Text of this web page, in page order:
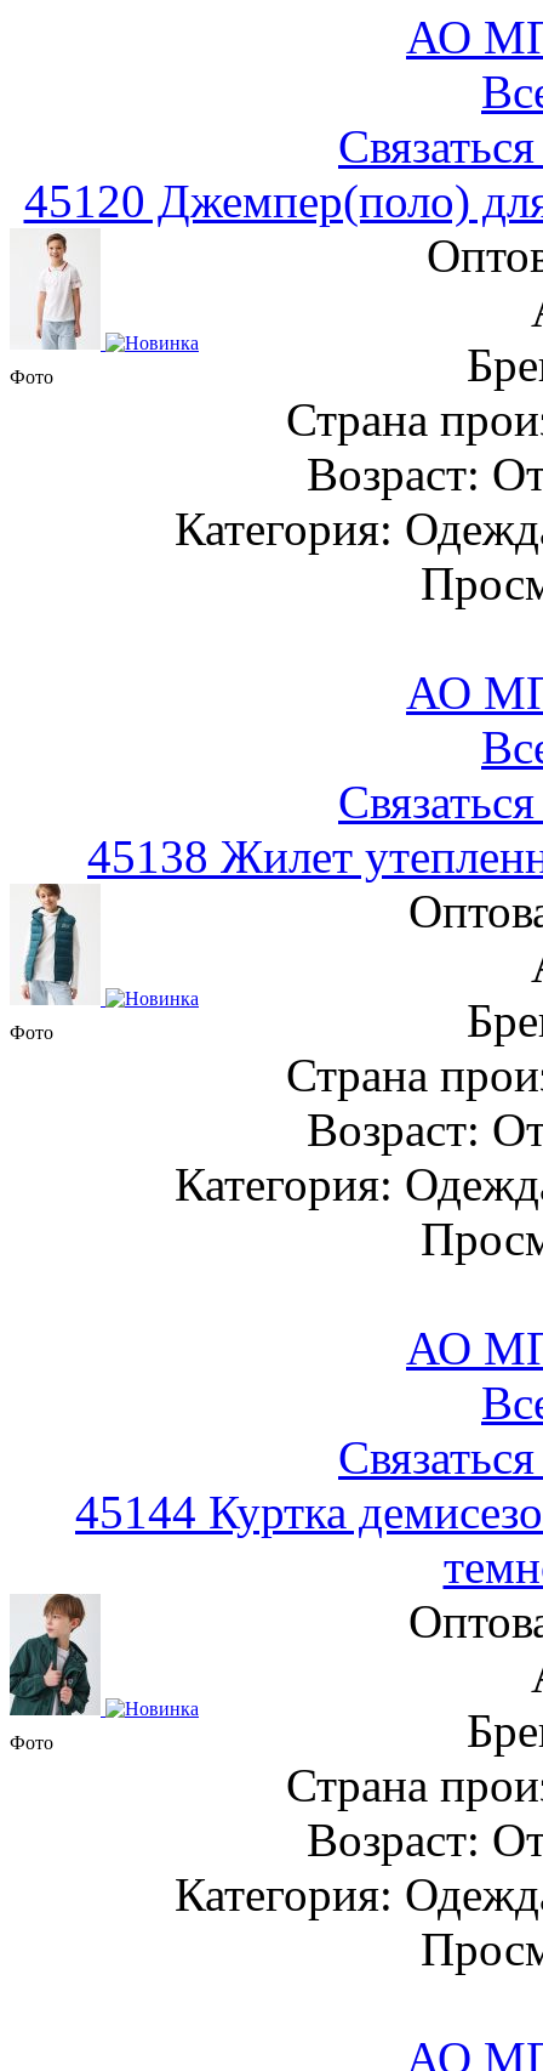
АО
45120 Джемпер(поло)
Фото
Страна
Возраст:
Категория:
АО
45138 Жилет
Фото
Страна
Возраст:
Категория:
АО
45144 Куртка
Фото
Страна
Возраст:
Категория:
АО